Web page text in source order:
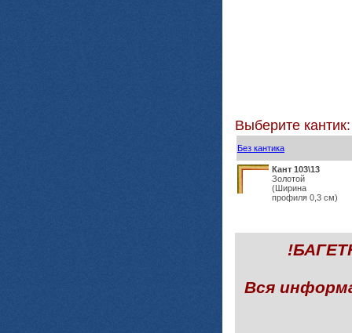
Выберите кантик:
Без кантика
Кант 103\13
Золотой
(Ширина
профиля 0,3 см)
Вся